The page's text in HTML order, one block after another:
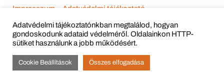
© Copyright 2015 - 2022 All Rights Reserved
Impresszum Adatvédelmi tájékoztató
Adatvédelmi tájékoztatónkban megtalálod, hogyan
gondoskodunk adataid védelméről. Oldalainkon HTTP-
sütiket használunk a jobb működésért.
Cookie Beállítások Összes elfogadása